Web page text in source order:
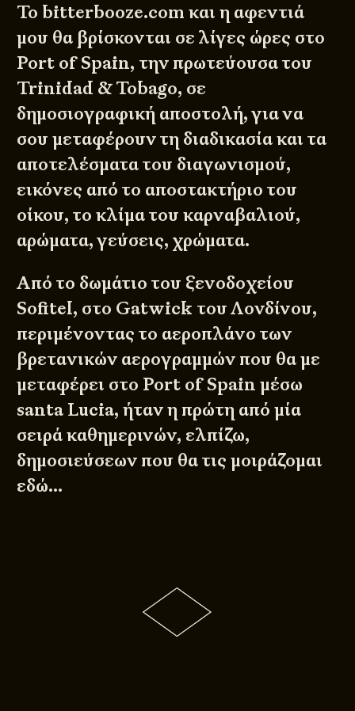
Το bitterbooze.com και η αφεντιά
μου θα βρίσκονται σε λίγες ώρες στο
Port of Spain, την πρωτεύουσα του
Trinidad & Tobago, σε
δημοσιογραφική αποστολή, για να
σου μεταφέρουν τη διαδικασία και τα
αποτελέσματα του διαγωνισμού,
εικόνες από το αποστακτήριο του
οίκου, το κλίμα του καρναβαλιού,
αρώματα, γεύσεις, χρώματα.
Από το δωμάτιο του ξενοδοχείου
Sofitel, στο Gatwick του Λονδίνου,
περιμένοντας το αεροπλάνο των
βρετανικών αερογραμμών που θα με
μεταφέρει στο Port of Spain μέσω
santa Lucia, ήταν η πρώτη από μία
σειρά καθημερινών, ελπίζω,
δημοσιεύσεων που θα τις μοιράζομαι
εδώ…